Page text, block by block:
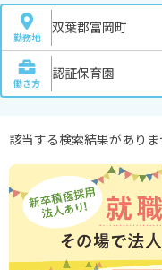
勤務地
双葉郡富岡町
働き方
認証保育園
該当する検索結果がありま